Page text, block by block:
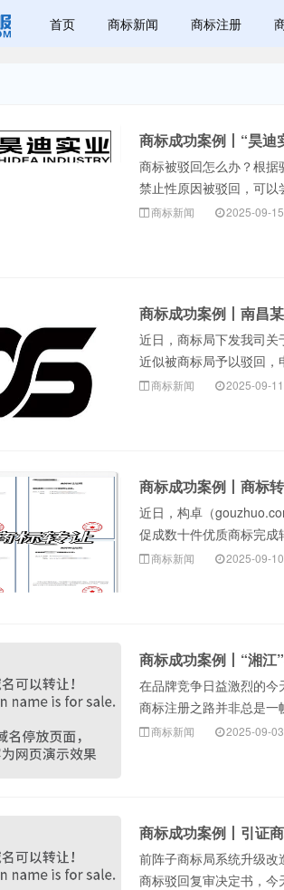
首页 商标新闻 商标注册
商标成功案例丨“昊迪
商标被驳回怎么办？根
禁止性原因被驳回，可以
商标新闻 2025-09-15
商标成功案例丨南昌
近日，商标局下发我司
近似被商标局予以驳回，
商标新闻 2025-09-11
商标成功案例丨商标
近日，构卓（
促成数十件优质商标完成
商标新闻 2025-09-10
商标成功案例丨“湘江
在品牌竞争日益激烈的今
商标注册之路并非总是一
商标新闻 2025-09-03
商标成功案例丨引证
前阵子商标局系统升级
商标驳回复审决定书，今